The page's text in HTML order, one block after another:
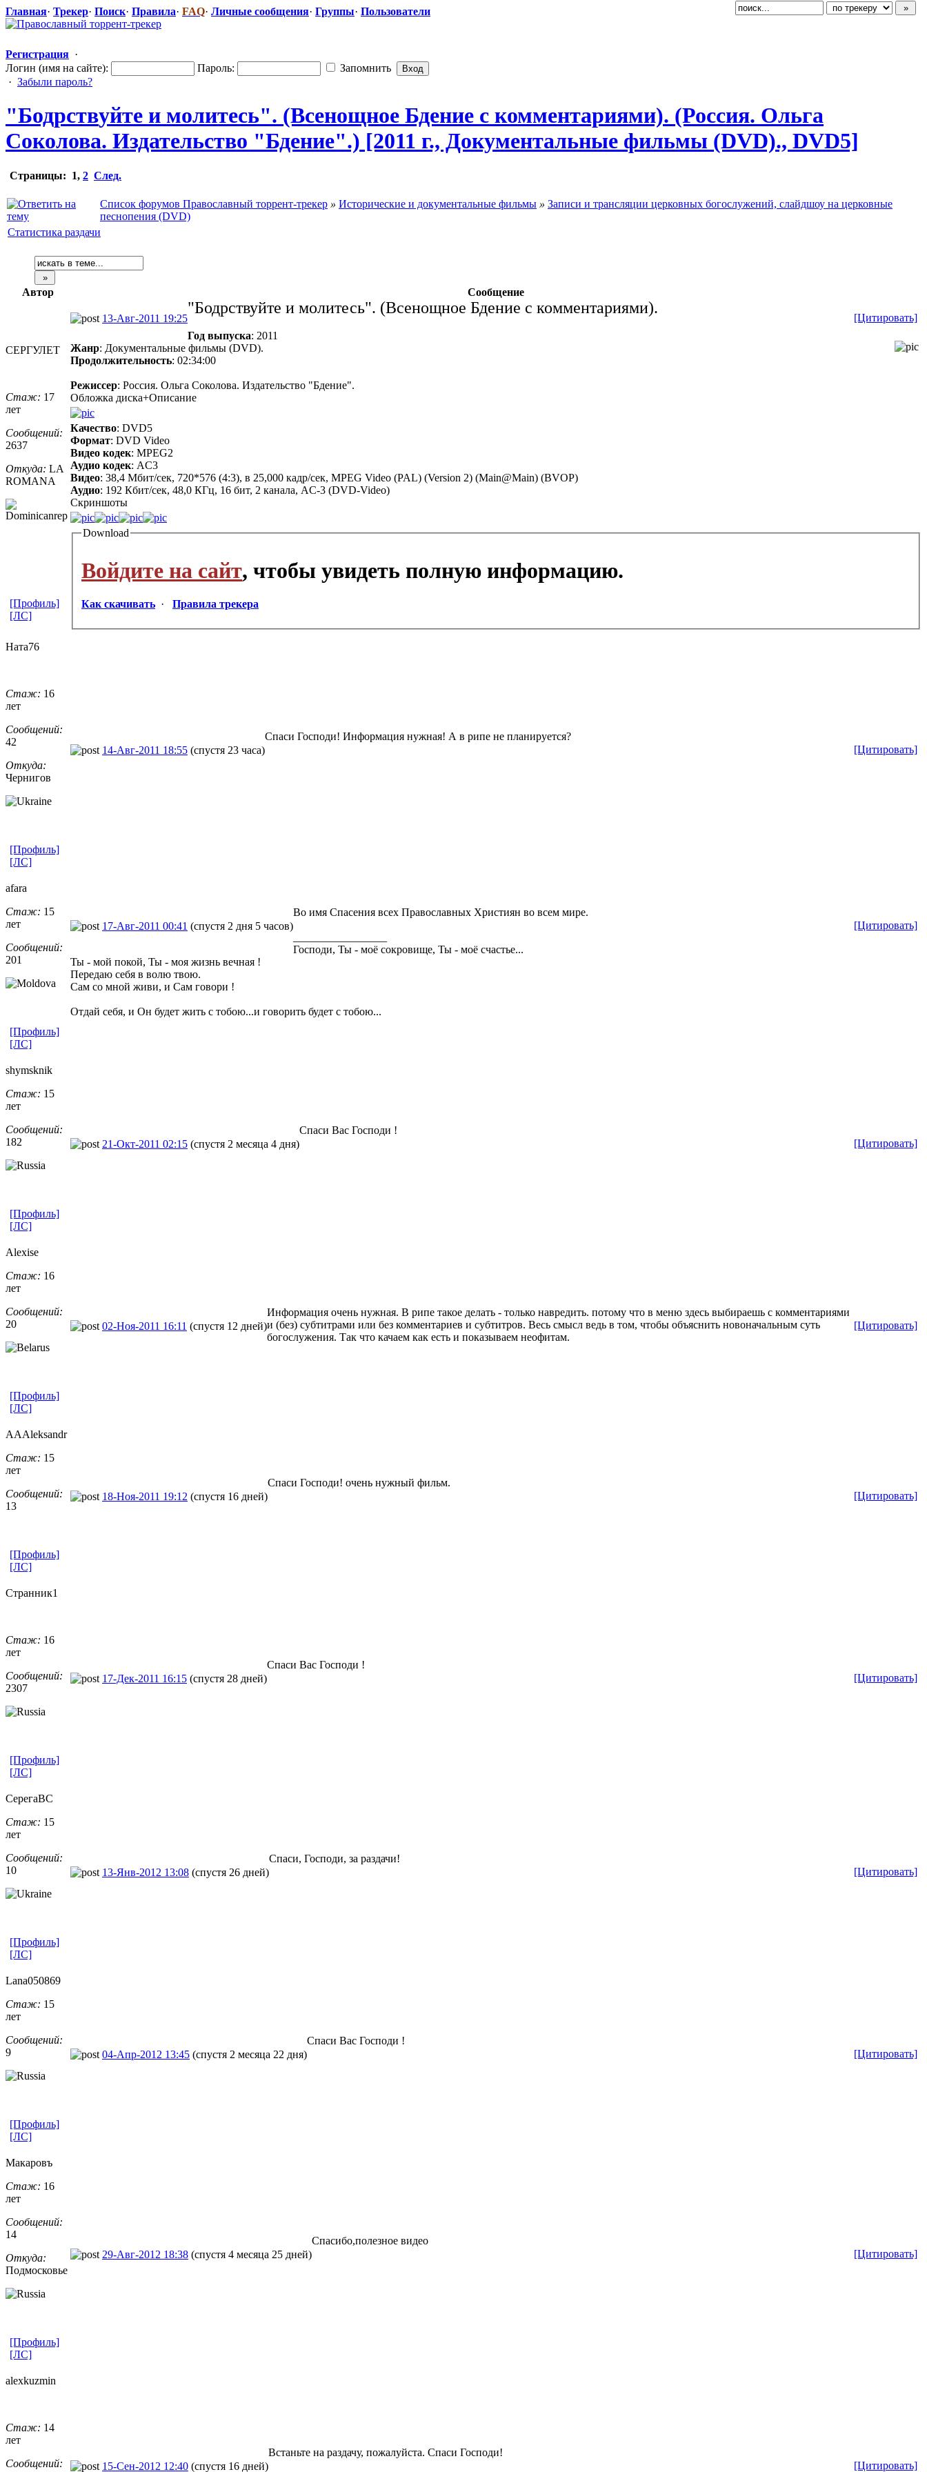
Главная· Трекер· Поиск· Правила· FAQ· Личные сообщения· Группы· Пользователи
Регистрация ·
Логин (имя на сайте):
Пароль:
Запомнить
· Забыли пароль?
"Бодрств​уйте и молитесь". (Всенощное Бдение с комментариям​и). (Россия. Ольга
Соколова. Издательство ​ "Бдение".) [2011 г., Документальн​ые фильмы (DVD)., DVD5]
Страницы: 1, 2 След.
Список форумов Православный торрент-трекер » Исторические и документальные фильмы » Записи и трансляции церковных богослужений, слайдшоу на церковные
песнопения (DVD)
Статистика раздачи
Автор Сообщение
СЕРГУЛЕТ
Стаж: 17
лет
Сообщений:
2637
Откуда: LA
ROMANA
13-Авг-2011 19:25 [Цитировать]
"Бодрствуйте и молитесь". (Всенощное Бдение с комментариями).
Год выпуска: 2011
Жанр: Документальные фильмы (DVD).
Продолжительность: 02:34:00
Режиссер: Россия. Ольга Соколова. Издательство "Бдение".
Обложка диска+Описание
Качество: DVD5
Формат: DVD Video
Видео кодек: MPEG2
Аудио кодек: AC3
Видео: 38,4 Мбит/сек, 720*576 (4:3), в 25,000 кадр/сек, MPEG Video (PAL) (Version 2) (Main@Main) (BVOP)
Аудио: 192 Кбит/сек, 48,0 КГц, 16 бит, 2 канала, AC-3 (DVD-Video)
Скриншоты
Download
Войдите на сайт, чтобы увидеть полную информацию.
Как скачивать · Правила трекера
[Профиль]
[ЛС]
Ната76
Стаж: 16
лет
Сообщений:
42
Откуда:
Чернигов
14-Авг-2011 18:55 (спустя 23 часа) [Цитировать]
Спаси Господи! Информация нужная! А в рипе не планируется?
[Профиль]
[ЛС]
afara
Стаж: 15
лет
Сообщений:
201
17-Авг-2011 00:41 (спустя 2 дня 5 часов) [Цитировать]
Во имя Спасения всех Православных Християн во всем мире.
Господи, Ты - моё сокровище, Ты - моё счастье...
Ты - мой покой, Ты - моя жизнь вечная !
Передаю себя в волю твою.
Сам со мной живи, и Сам говори !
Отдай себя, и Он будет жить с тобою...и говорить будет с тобою...
[Профиль]
[ЛС]
shymsknik
Стаж: 15
лет
Сообщений:
182
21-Окт-2011 02:15 (спустя 2 месяца 4 дня) [Цитировать]
Спаси Вас Господи !
[Профиль]
[ЛС]
Alexise
Стаж: 16
лет
Сообщений:
20
02-Ноя-2011 16:11 (спустя 12 дней) [Цитировать]
Информация очень нужная. В рипе такое делать - только навредить. потому что в меню здесь выбираешь с комментариями
и (без) субтитрами или без комментариев и субтитров. Весь смысл ведь в том, чтобы объяснить новоначальным суть
богослужения. Так что качаем как есть и показываем неофитам.
[Профиль]
[ЛС]
AAAleksandr
Стаж: 15
лет
Сообщений:
13
18-Ноя-2011 19:12 (спустя 16 дней) [Цитировать]
Спаси Господи! очень нужный фильм.
[Профиль]
[ЛС]
Странник1
Стаж: 16
лет
Сообщений:
2307
17-Дек-2011 16:15 (спустя 28 дней) [Цитировать]
Спаси Вас Господи !
[Профиль]
[ЛС]
СерегаВС
Стаж: 15
лет
Сообщений:
10
13-Янв-2012 13:08 (спустя 26 дней) [Цитировать]
Спаси, Господи, за раздачи!
[Профиль]
[ЛС]
Lana050869
Стаж: 15
лет
Сообщений:
9
04-Апр-2012 13:45 (спустя 2 месяца 22 дня) [Цитировать]
Спаси Вас Господи !
[Профиль]
[ЛС]
Макаровъ
Стаж: 16
лет
Сообщений:
14
Откуда:
Подмосковье
29-Авг-2012 18:38 (спустя 4 месяца 25 дней) [Цитировать]
Спасибо,полезное видео
[Профиль]
[ЛС]
alexkuzmin
Стаж: 14
лет
Сообщений:
15-Сен-2012 12:40 (спустя 16 дней) [Цитировать]
Встаньте на раздачу, пожалуйста. Спаси Господи!